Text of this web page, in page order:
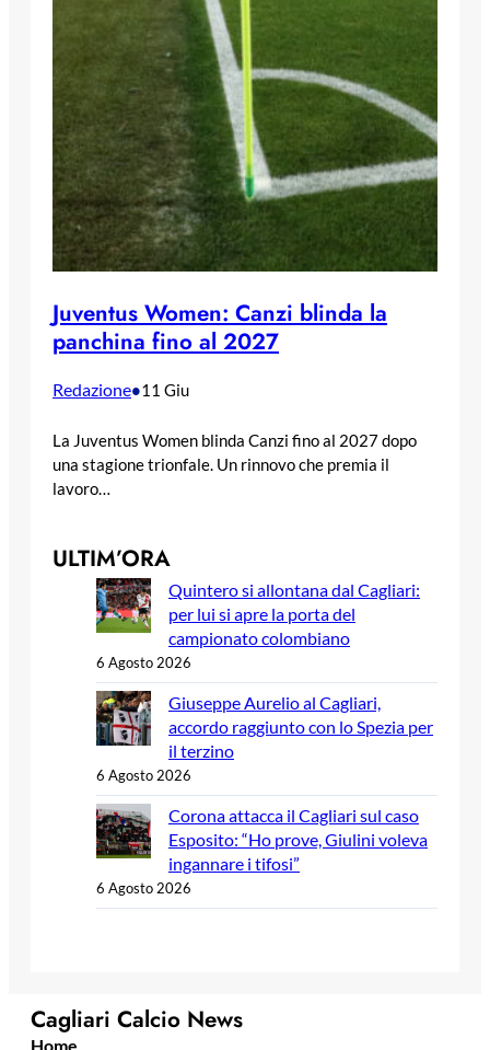
Juventus Women: Canzi blinda la
panchina fino al 2027
Redazione•11 Giu
La Juventus Women blinda Canzi fino al 2027 dopo
una stagione trionfale. Un rinnovo che premia il
lavoro…
ULTIM’ORA
Quintero si allontana dal Cagliari:
per lui si apre la porta del
campionato colombiano
6 Agosto 2026
Giuseppe Aurelio al Cagliari,
accordo raggiunto con lo Spezia per
il terzino
6 Agosto 2026
Corona attacca il Cagliari sul caso
Esposito: “Ho prove, Giulini voleva
ingannare i tifosi”
6 Agosto 2026
Cagliari Calcio News
Home